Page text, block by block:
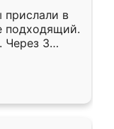
прислали в
подходящий.
Через 3
Остались